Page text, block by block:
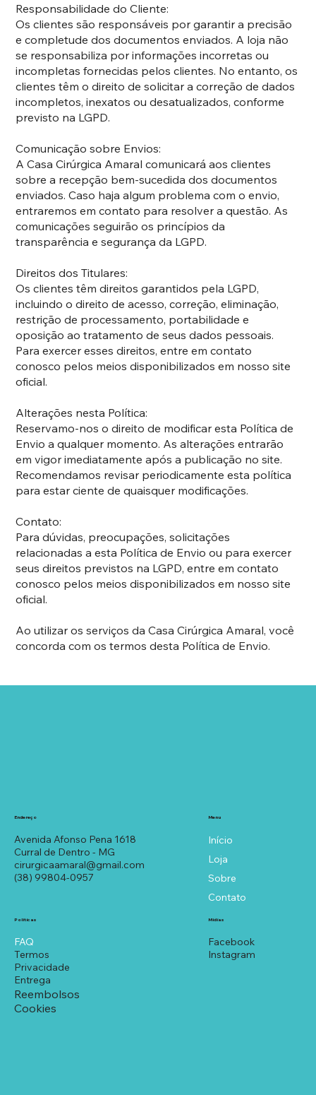
Responsabilidade do Cliente:
Os clientes são responsáveis por garantir a precisão
e completude dos documentos enviados. A loja não
se responsabiliza por informações incorretas ou
incompletas fornecidas pelos clientes. No entanto, os
clientes têm o direito de solicitar a correção de dados
incompletos, inexatos ou desatualizados, conforme
previsto na LGPD.
Comunicação sobre Envios:
A Casa Cirúrgica Amaral comunicará aos clientes
sobre a recepção bem-sucedida dos documentos
enviados. Caso haja algum problema com o envio,
entraremos em contato para resolver a questão. As
comunicações seguirão os princípios da
transparência e segurança da LGPD.
Direitos dos Titulares:
Os clientes têm direitos garantidos pela LGPD,
incluindo o direito de acesso, correção, eliminação,
restrição de processamento, portabilidade e
oposição ao tratamento de seus dados pessoais.
Para exercer esses direitos, entre em contato
conosco pelos meios disponibilizados em nosso site
oficial.
Alterações nesta Política:
Reservamo-nos o direito de modificar esta Política de
Envio a qualquer momento. As alterações entrarão
em vigor imediatamente após a publicação no site.
Recomendamos revisar periodicamente esta política
para estar ciente de quaisquer modificações.
Contato:
Para dúvidas, preocupações, solicitações
relacionadas a esta Política de Envio ou para exercer
seus direitos previstos na LGPD, entre em contato
conosco pelos meios disponibilizados em nosso site
oficial.
Ao utilizar os serviços da Casa Cirúrgica Amaral, você
concorda com os termos desta Política de Envio.
Avenida Afonso Pena 1618
Curral de Dentro - MG
cirurgicaamaral@gmail.com
(38) 99804-0957
Endereço Menu
Início
Loja
Sobre
Contato
FAQ
Termos
Privacidade
Entrega
Reembolsos
Cookies
Políticas
Facebook
Instagram
Mídias